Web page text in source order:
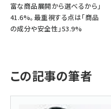
富な商品展開から選べるから」
41.6%。最重視する点は「商品
の成分や安全性」53.9%
この記事の筆者